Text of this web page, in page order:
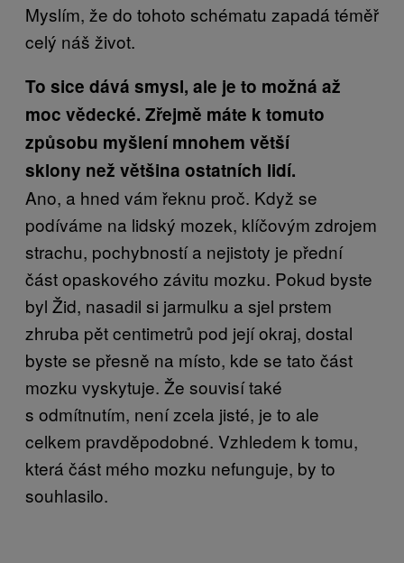
Myslím, že do tohoto schématu zapadá téměř
celý náš život.
To sice dává smysl, ale je to možná až
moc vědecké. Zřejmě máte k tomuto
způsobu myšlení mnohem větší
sklony než většina ostatních lidí.
Ano, a hned vám řeknu proč. Když se
podíváme na lidský mozek, klíčovým zdrojem
strachu, pochybností a nejistoty je přední
část opaskového závitu mozku. Pokud byste
byl Žid, nasadil si jarmulku a sjel prstem
zhruba pět centimetrů pod její okraj, dostal
byste se přesně na místo, kde se tato část
mozku vyskytuje. Že souvisí také
s odmítnutím, není zcela jisté, je to ale
celkem pravděpodobné. Vzhledem k tomu,
která část mého mozku nefunguje, by to
souhlasilo.